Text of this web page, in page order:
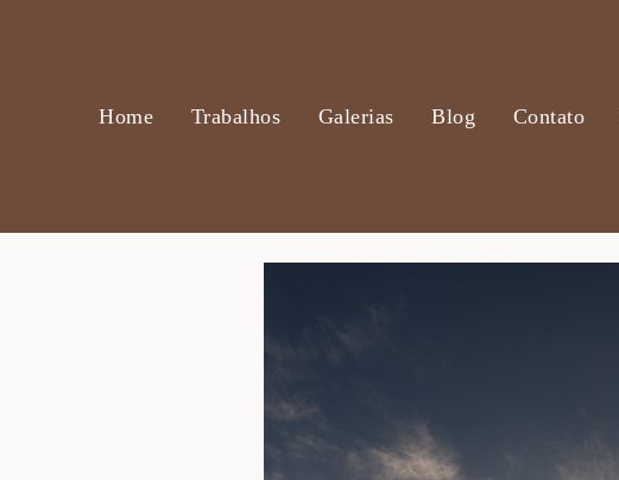
Home Trabalhos Galerias Blog Contato